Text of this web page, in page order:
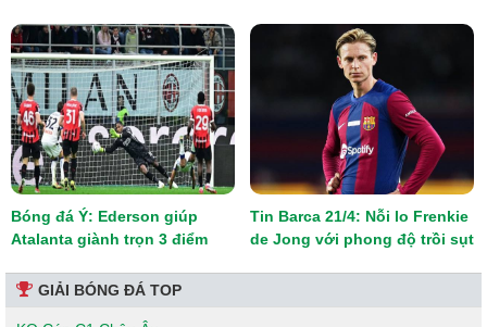
Bóng đá Ý: Ederson giúp
Atalanta giành trọn 3 điểm
Tin Barca 21/4: Nỗi lo Frenkie
de Jong với phong độ trồi sụt
GIẢI BÓNG ĐÁ TOP